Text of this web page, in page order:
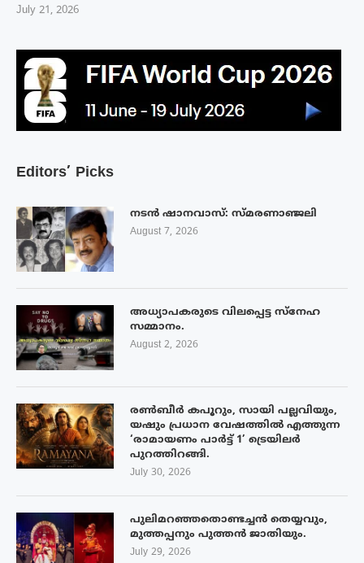
Editors’ Picks
നടൻ ഷാനവാസ്: സ്മരണാഞ്ജലി
August 7, 2026
അധ്യാപകരുടെ വിലപ്പെട്ട സ്നേഹ
സമ്മാനം.
August 2, 2026
രൺബീർ കപൂറും, സായി പല്ലവിയും,
യഷും പ്രധാന വേഷത്തിൽ എത്തുന്ന
‘രാമായണം പാർട്ട് 1’ ട്രെയിലർ
പുറത്തിറങ്ങി.
July 30, 2026
പുലിമറഞ്ഞതൊണ്ടച്ചൻ തെയ്യവും,
മുത്തപ്പനും പുത്തൻ ജാതിയും.
July 29, 2026
July 21, 2026